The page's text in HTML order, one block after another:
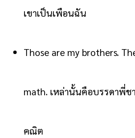
เขาเป็นเพือนฉัน
Those are my brothers.
math. เหล่านั้นคือบรรดาพี่ช
คณิต